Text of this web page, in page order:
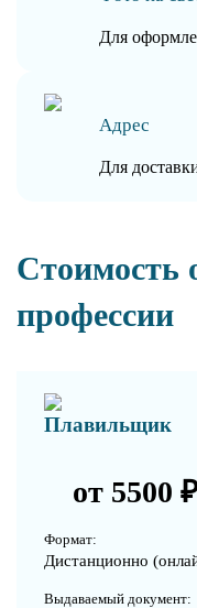
Для
Адрес
Для
Стоимость
профессии
Плавильщик
от 5500 ₽
Формат:
Дистанционно
Выдаваемый документ: